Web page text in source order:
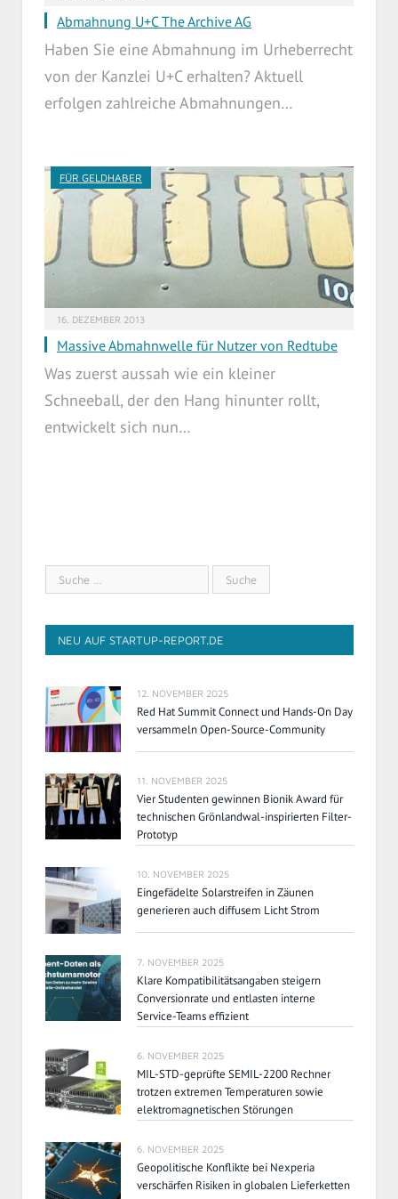
Abmahnung U+C The Archive AG
Haben Sie eine Abmahnung im Urheberrecht
von der Kanzlei U+C erhalten? Aktuell
erfolgen zahlreiche Abmahnungen…
FÜR GELDHABER
16. DEZEMBER 2013
Massive Abmahnwelle für Nutzer von Redtube
Was zuerst aussah wie ein kleiner
Schneeball, der den Hang hinunter rollt,
entwickelt sich nun…
NEU AUF STARTUP-REPORT.DE
12. NOVEMBER 2025
Red Hat Summit Connect und Hands-On Day
versammeln Open-Source-Community
11. NOVEMBER 2025
Vier Studenten gewinnen Bionik Award für
technischen Grönlandwal-inspirierten Filter-
Prototyp
10. NOVEMBER 2025
Eingefädelte Solarstreifen in Zäunen
generieren auch diffusem Licht Strom
7. NOVEMBER 2025
Klare Kompatibilitätsangaben steigern
Conversionrate und entlasten interne
Service-Teams effizient
6. NOVEMBER 2025
MIL-STD-geprüfte SEMIL-2200 Rechner
trotzen extremen Temperaturen sowie
elektromagnetischen Störungen
6. NOVEMBER 2025
Geopolitische Konflikte bei Nexperia
verschärfen Risiken in globalen Lieferketten